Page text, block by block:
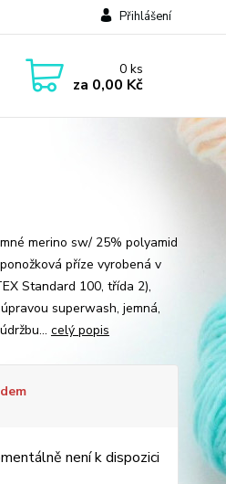
Přihlášení
0ks
za 0,00 Kč
merino sw/ 25% polyamid
příze vyrobená v
Standard 100, třída 2),
superwash, jemná,
celý popis
není k dispozici